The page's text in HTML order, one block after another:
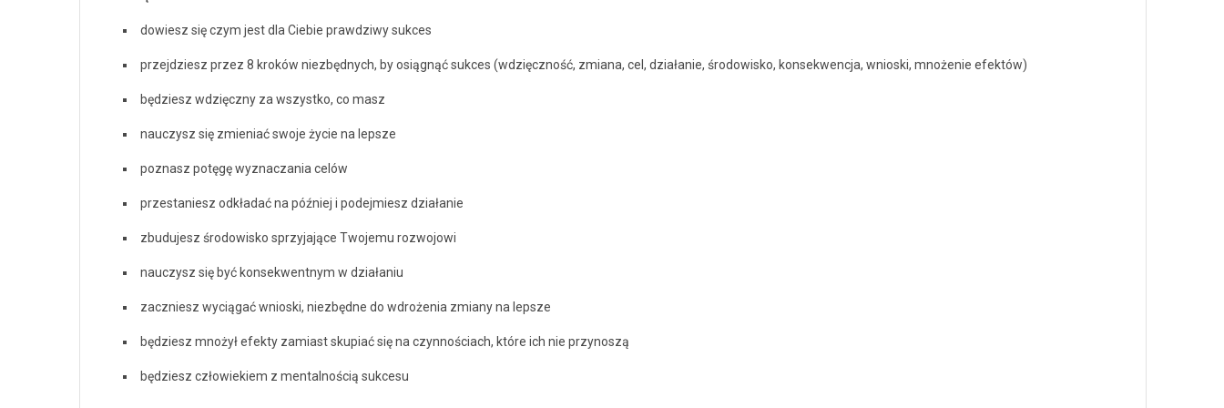
dowiesz się czym jest dla Ciebie prawdziwy sukces
przejdziesz przez 8 kroków niezbędnych, by osiągnąć sukces (wdzięczność, zmiana, cel, działanie, środowisko, konsekwencja, wnioski, mnożenie efektów)
będziesz wdzięczny za wszystko, co masz
nauczysz się zmieniać swoje życie na lepsze
poznasz potęgę wyznaczania celów
przestaniesz odkładać na później i podejmiesz działanie
zbudujesz środowisko sprzyjające Twojemu rozwojowi
nauczysz się być konsekwentnym w działaniu
zaczniesz wyciągać wnioski, niezbędne do wdrożenia zmiany na lepsze
będziesz mnożył efekty zamiast skupiać się na czynnościach, które ich nie przynoszą
będziesz człowiekiem z mentalnością sukcesu